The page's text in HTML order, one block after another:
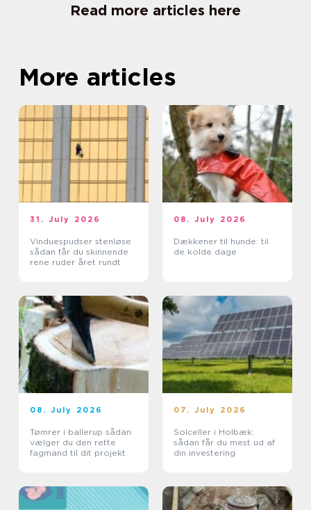
Read more articles here
More articles
31. July 2026
Vinduespudser stenløse
sådan får du skinnende
rene ruder året rundt
08. July 2026
Dækkener til hunde: til
de kolde dage
08. July 2026
Tømrer i ballerup sådan
vælger du den rette
fagmand til dit projekt
07. July 2026
Solceller i Holbæk:
sådan får du mest ud af
din investering